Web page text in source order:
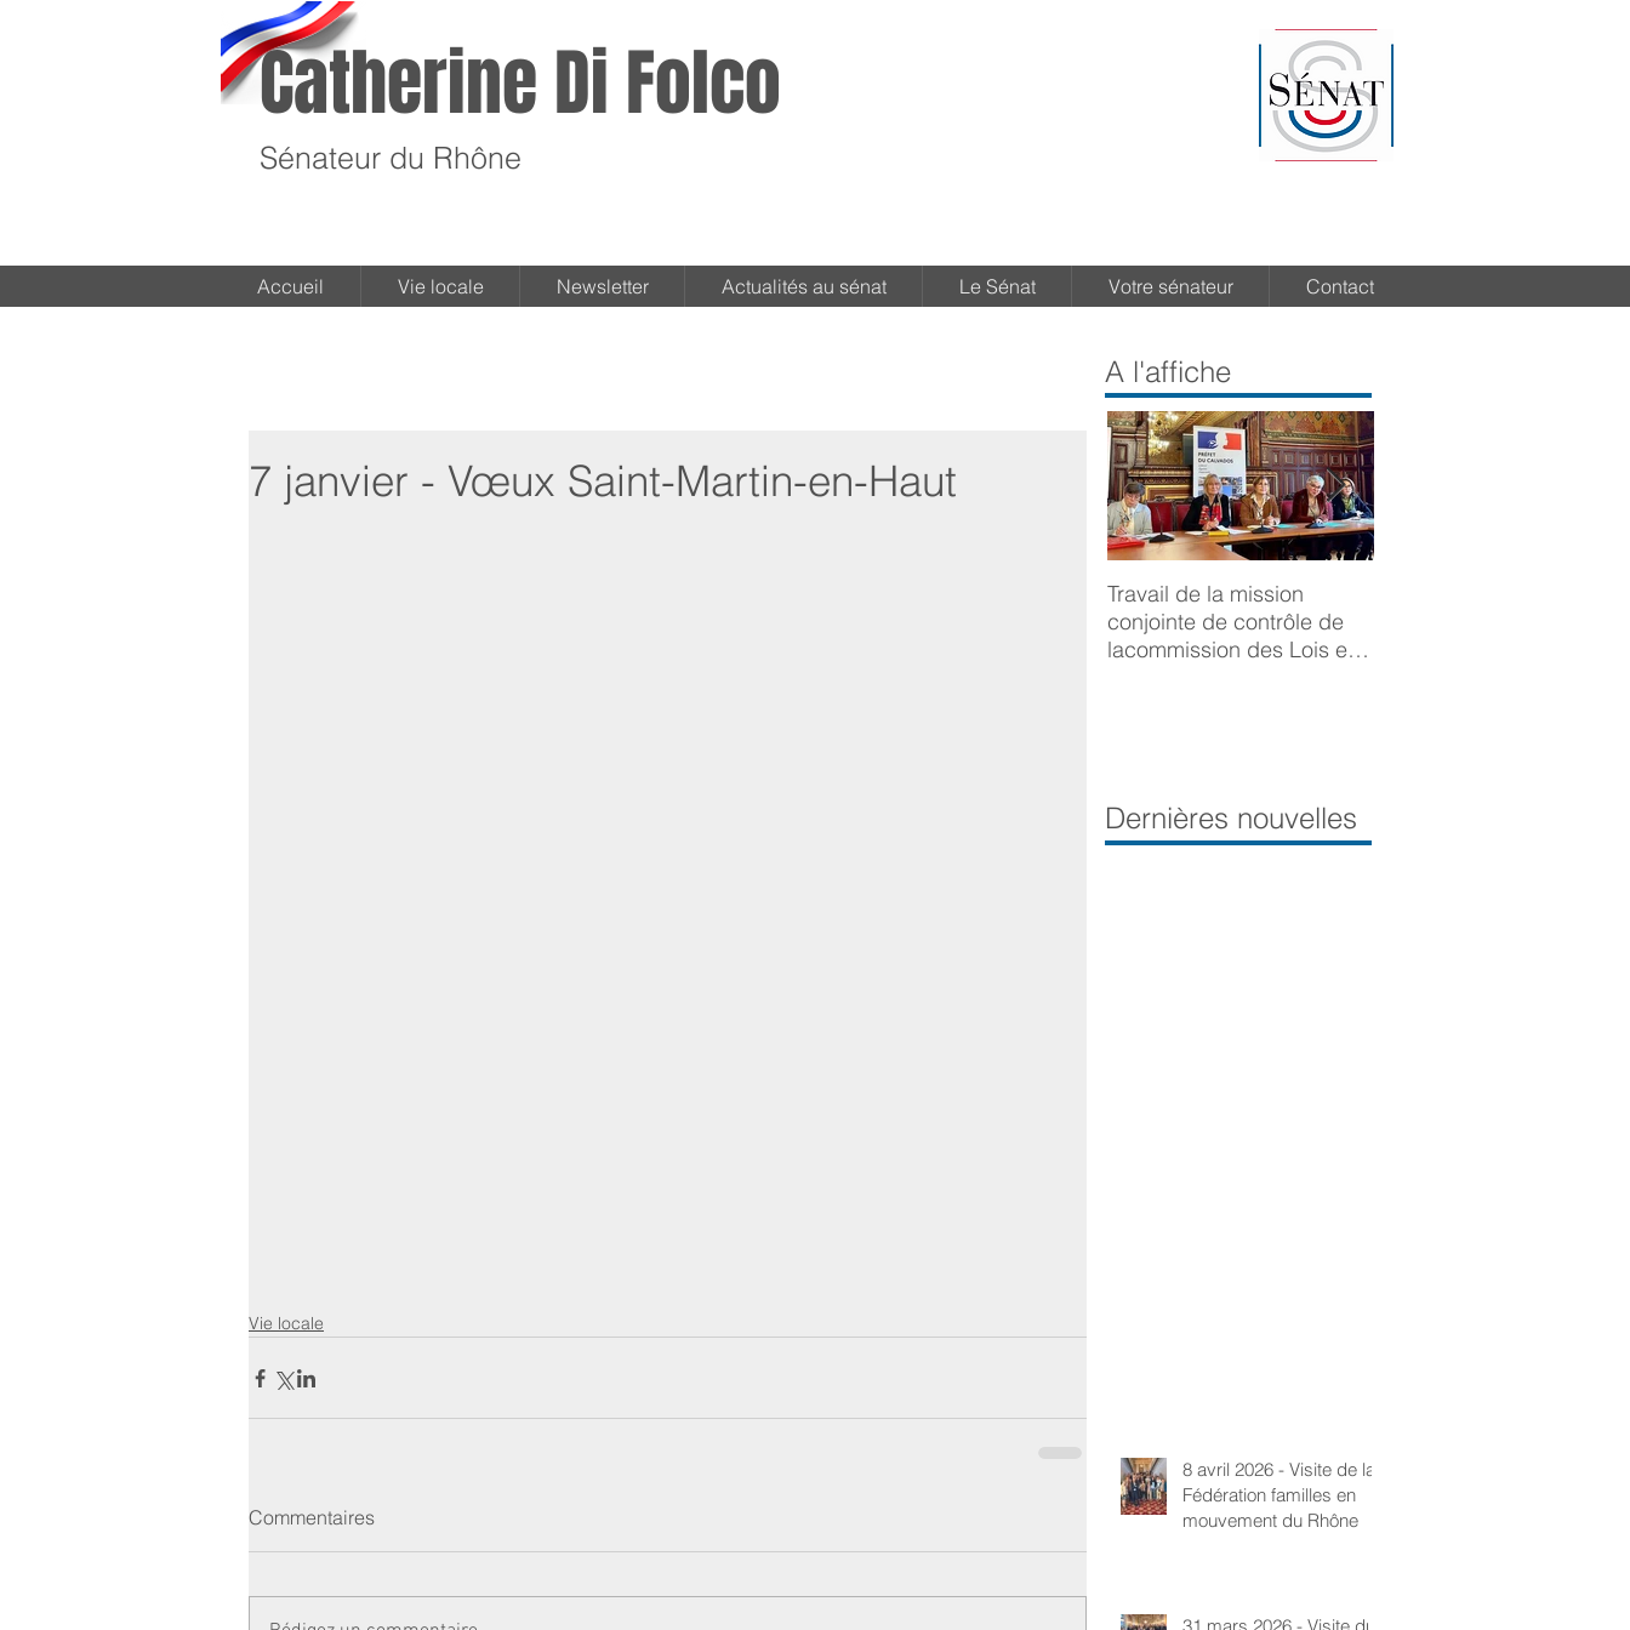
Catherine Di Folco
Sénateur du Rhône
Accueil Vie locale Newsletter Actualités au sénat Le Sénat Votre sénateur Contact
A l'affiche
7 janvier - Vœux Saint-Martin-en-Haut
Vie locale
Commentaires
Travail de la mission
conjointe de contrôle de
lacommission des Lois et
Dernières nouvelles
8 avril 2026 - Visite de la
Fédération familles en
mouvement du Rhône